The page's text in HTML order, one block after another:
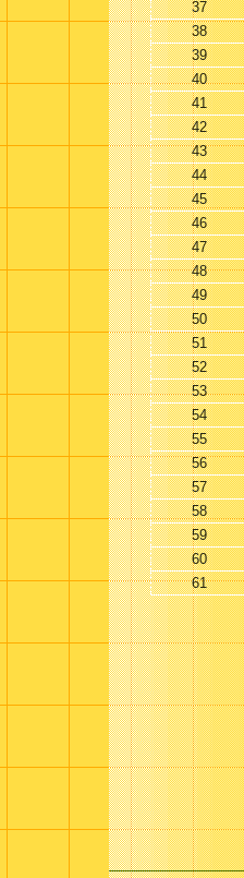
37
38
39
40
41
42
43
44
45
46
47
48
49
50
51
52
53
54
55
56
57
58
59
60
61